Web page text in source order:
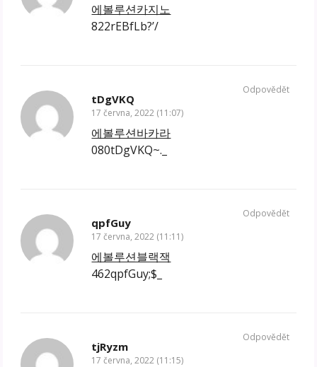
에볼루션카지노
822rEBfLb?’/
tDgVKQ
17 června, 2022 (11:07)
에볼루션바카라
080tDgVKQ~._
Odpovědět
qpfGuy
17 června, 2022 (11:11)
에볼루션블랙잭
462qpfGuy;$_
Odpovědět
tjRyzm
17 června, 2022 (11:15)
Odpovědět